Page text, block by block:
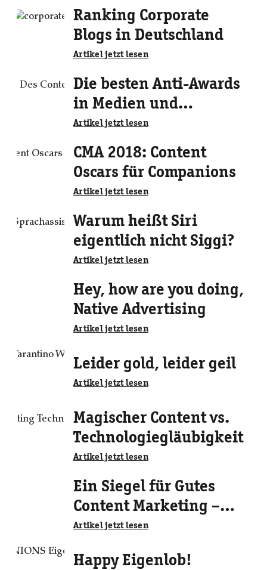
Ranking Corporate
Blogs in Deutschland
Artikel jetzt lesen
Die besten Anti-Awards
in Medien und
Marketing
Artikel jetzt lesen
CMA 2018: Content
Oscars für Companions
Artikel jetzt lesen
Warum heißt Siri
eigentlich nicht Siggi?
Artikel jetzt lesen
Hey, how are you doing,
Native Advertising
Artikel jetzt lesen
Leider gold, leider geil
Artikel jetzt lesen
Magischer Content vs.
Technologiegläubigkeit
Artikel jetzt lesen
Ein Siegel für Gutes
Content Marketing –
ergibt das Sinn?
Artikel jetzt lesen
Happy Eigenlob!